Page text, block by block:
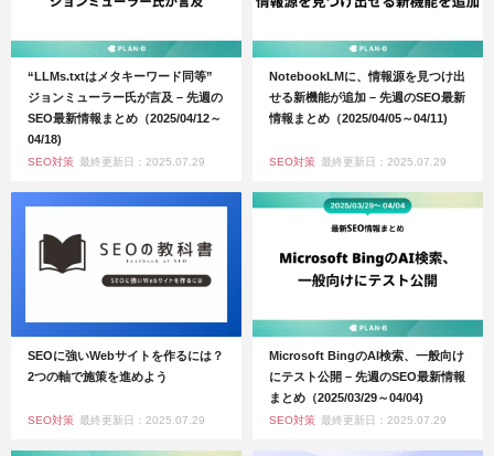
“LLMs.txtはメタキーワード同等”
ジョンミューラー氏が言及 – 先週の
SEO最新情報まとめ（2025/04/12～
04/18)
SEO対策 最終更新日：2025.07.29
NotebookLMに、情報源を見つけ出
せる新機能が追加 – 先週のSEO最新
情報まとめ（2025/04/05～04/11)
SEO対策 最終更新日：2025.07.29
SEOに強いWebサイトを作るには？
2つの軸で施策を進めよう
SEO対策 最終更新日：2025.07.29
Microsoft BingのAI検索、一般向け
にテスト公開 – 先週のSEO最新情報
まとめ（2025/03/29～04/04)
SEO対策 最終更新日：2025.07.29